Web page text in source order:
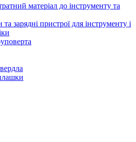
матеріал до інструменту та
зарядні пристрої для інструменту і